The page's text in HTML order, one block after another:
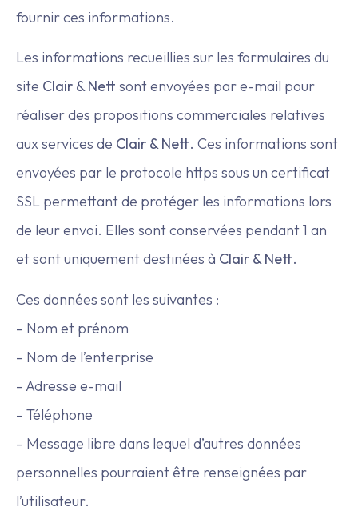
fournir ces informations.
Les informations recueillies sur les formulaires du
site Clair & Nett sont envoyées par e-mail pour
réaliser des propositions commerciales relatives
aux services de Clair & Nett. Ces informations sont
envoyées par le protocole https sous un certificat
SSL permettant de protéger les informations lors
de leur envoi. Elles sont conservées pendant 1 an
et sont uniquement destinées à Clair & Nett.
Ces données sont les suivantes :
– Nom et prénom
– Nom de l’enterprise
– Adresse e-mail
– Téléphone
– Message libre dans lequel d’autres données
personnelles pourraient être renseignées par
l’utilisateur.